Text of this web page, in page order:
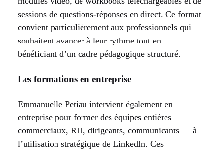
sessions de questions-réponses en direct. Ce format
convient particulièrement aux professionnels qui
souhaitent avancer à leur rythme tout en
bénéficiant d’un cadre pédagogique structuré.
Les formations en entreprise
Emmanuelle Petiau intervient également en
entreprise pour former des équipes entières —
commerciaux, RH, dirigeants, communicants — à
l’utilisation stratégique de LinkedIn. Ces